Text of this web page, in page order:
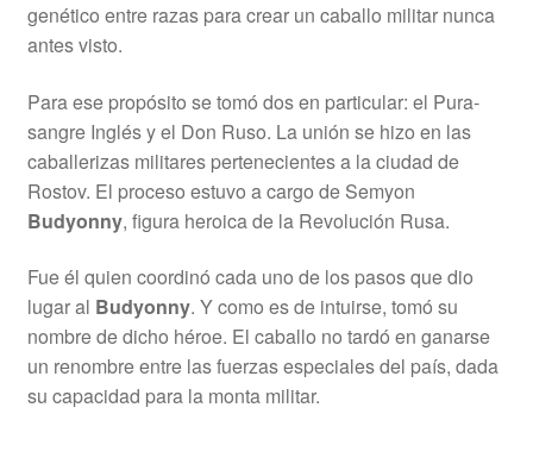
genético entre razas para crear un caballo militar nunca
antes visto.
Para ese propósito se tomó dos en particular: el Pura-
sangre Inglés y el Don Ruso. La unión se hizo en las
caballerizas militares pertenecientes a la ciudad de
Rostov. El proceso estuvo a cargo de Semyon
Budyonny, figura heroica de la Revolución Rusa.
Fue él quien coordinó cada uno de los pasos que dio
lugar al Budyonny. Y como es de intuirse, tomó su
nombre de dicho héroe. El caballo no tardó en ganarse
un renombre entre las fuerzas especiales del país, dada
su capacidad para la monta militar.